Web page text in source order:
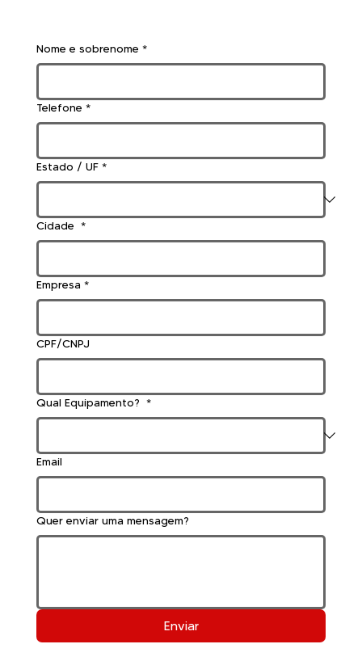
Nome e sobrenome *
Telefone *
Estado / UF *
Cidade *
Empresa *
CPF/CNPJ
Qual Equipamento? *
Email
Quer enviar uma mensagem?
Enviar